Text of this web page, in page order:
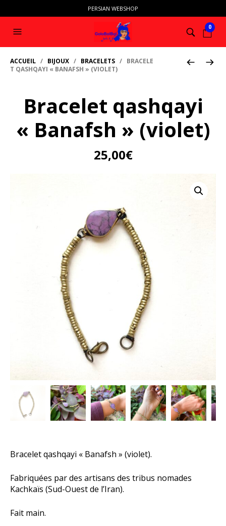
PERSIAN WEBSHOP
0
ACCUEIL / BIJOUX / BRACELETS / BRACELE
T QASHQAYI « BANAFSH » (VIOLET)
Bracelet qashqayi
« Banafsh » (violet)
25,00€
Bracelet qashqayi « Banafsh » (violet).
Fabriquées par des artisans des tribus nomades
Kachkaïs (Sud-Ouest de l’Iran).
Fait main.